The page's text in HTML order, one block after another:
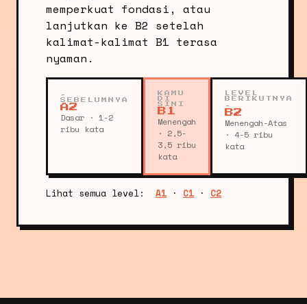
memperkuat fondasi, atau
lanjutkan ke B2 setelah
kalimat-kalimat B1 terasa
nyaman.
←
SEBELUMNYA
A2
Dasar · 1-2
ribu kata
KAMU
DI
SINI
B1
Menengah
· 2,5-
3,5 ribu
kata
LEVEL
BERIKUTNYA
→
B2
Menengah-Atas
· 4-5 ribu
kata
Lihat semua level: A1 · C1 · C2